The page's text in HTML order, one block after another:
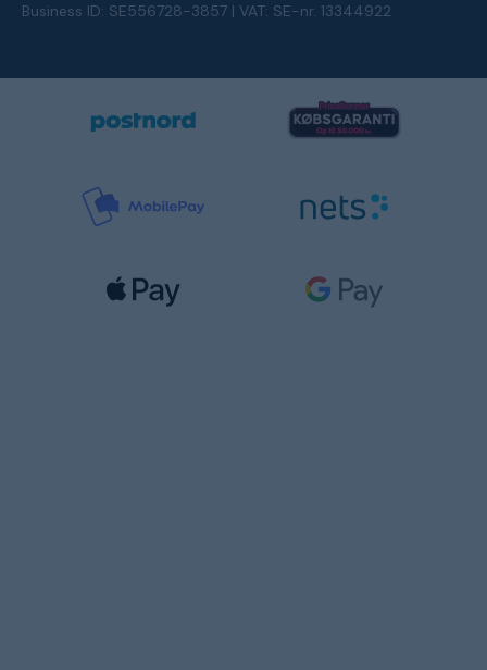
Business ID: SE556728-3857 | VAT: SE-nr. 13344922